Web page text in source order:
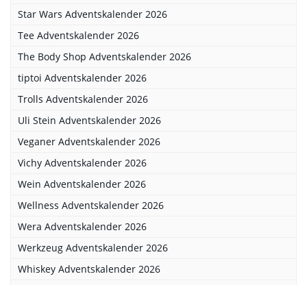
Star Wars Adventskalender 2026
Tee Adventskalender 2026
The Body Shop Adventskalender 2026
tiptoi Adventskalender 2026
Trolls Adventskalender 2026
Uli Stein Adventskalender 2026
Veganer Adventskalender 2026
Vichy Adventskalender 2026
Wein Adventskalender 2026
Wellness Adventskalender 2026
Wera Adventskalender 2026
Werkzeug Adventskalender 2026
Whiskey Adventskalender 2026